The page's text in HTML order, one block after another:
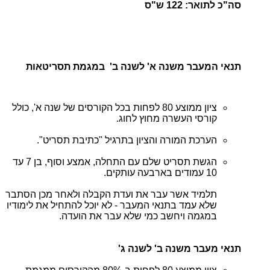
סה"כ לתואר: 122 ש"ס
תנאי המעבר משנה א' לשנה ב' במגמת תסריטאות
ציון ממוצע 80 לפחות בכל הקורסים של שנה א', כולל
קורסי העשרה מחוץ לחוג.
הערכת המורה והציון בתרגיל "כתיבת תסריט".
הגשת תסריט שלם עם התחלה, אמצע וסוף, בן 7 עד
10 עמודים בארבעה עותקים.
תלמיד אשר עבר את ועדת הקבלה ולאחר מכן הסתבר
שלא עמד בתנאי המעבר - לא יוכל להתחיל את לימודיו
במגמה ויחשב כמי שלא עבר את הועדה.
תנאי מעבר משנה ב' לשנה ג'